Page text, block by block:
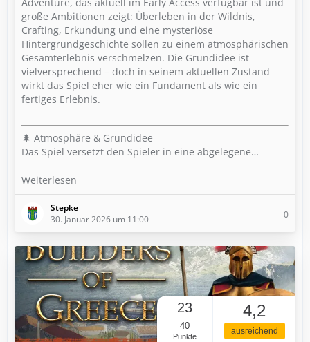
Adventure, das aktuell im Early Access verfügbar ist und
große Ambitionen zeigt: Überleben in der Wildnis,
Crafting, Erkundung und eine mysteriöse
Hintergrundgeschichte sollen zu einem atmosphärischen
Gesamterlebnis verschmelzen. Die Grundidee ist
vielversprechend – doch in seinem aktuellen Zustand
wirkt das Spiel eher wie ein Fundament als wie ein
fertiges Erlebnis.
🌲 Atmosphäre & Grundidee
Das Spiel versetzt den Spieler in eine abgelegene…
Weiterlesen
Stepke
30. Januar 2026 um 11:00
0
23
40
Punkte
4,2
ausreichend